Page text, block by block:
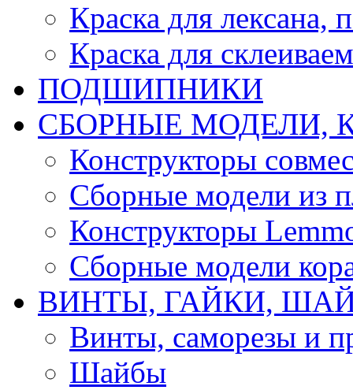
Краска для лексана,
Краска для
ПОДШИПНИКИ
CБОРНЫЕ МОДЕЛИ,
Конструкторы
Сборные модели из
Конструкторы
Сборные модели
ВИНТЫ, ГАЙКИ,
Винты, саморезы и
Шайбы